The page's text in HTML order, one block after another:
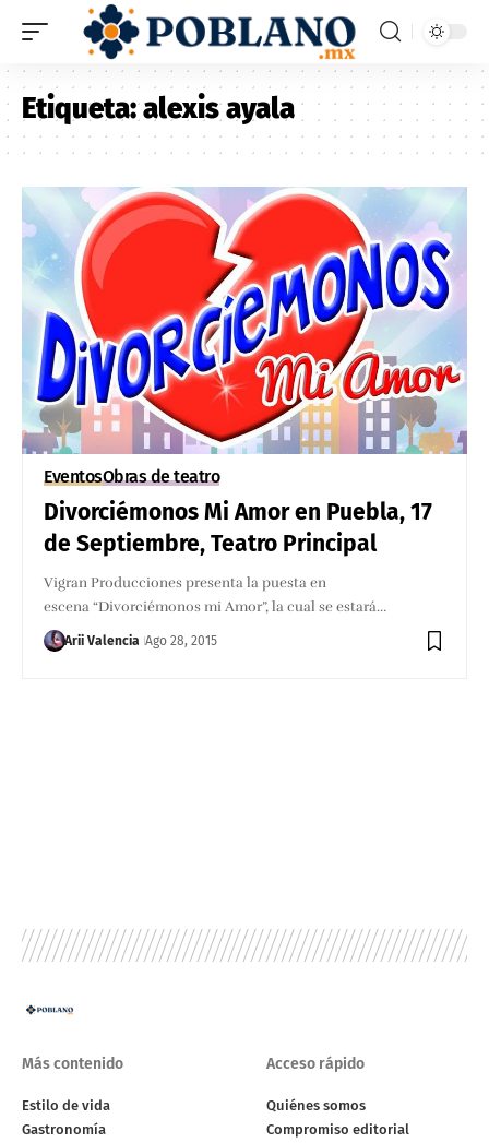
Etiqueta:alexis ayala
EventosObras de teatro
Divorciémonos Mi Amor en Puebla, 17
de Septiembre, Teatro Principal
Vigran Producciones presenta la puesta en
escena “Divorciémonos mi Amor”, la cual se estará…
Arii Valencia Ago 28, 2015
Más contenido
Estilo de vida
Gastronomía
Acceso rápido
Quiénes somos
Compromiso editorial